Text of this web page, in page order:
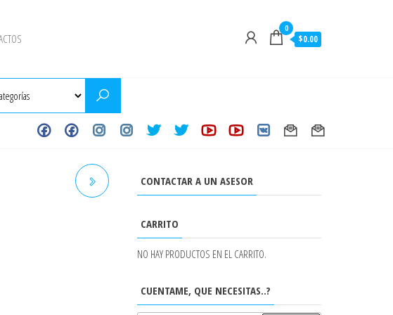
0
$0.00
CONTACTAR A UN ASESOR
CARRITO
NO HAY PRODUCTOS EN EL CARRITO.
CUENTAME, QUE NECESITAS..?